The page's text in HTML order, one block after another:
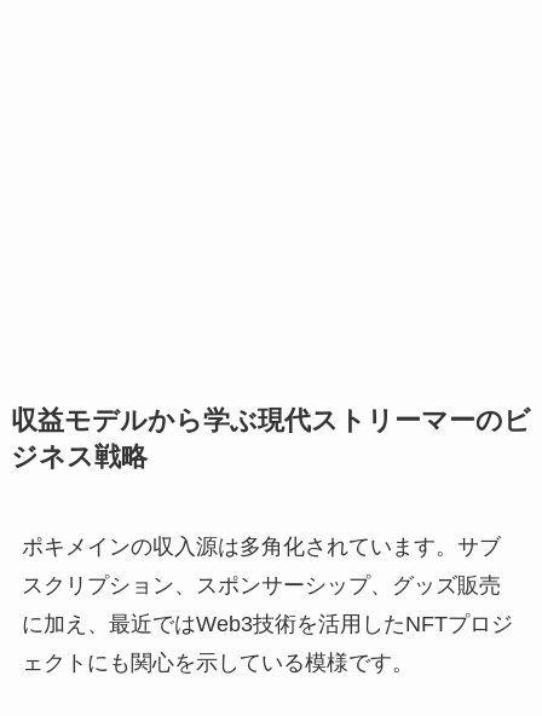
収益モデルから学ぶ現代ストリーマーのビ
ジネス戦略
ポキメインの収入源は多角化されています。サブ
スクリプション、スポンサーシップ、グッズ販売
に加え、最近ではWeb3技術を活用したNFTプロジ
ェクトにも関心を示している模様です。